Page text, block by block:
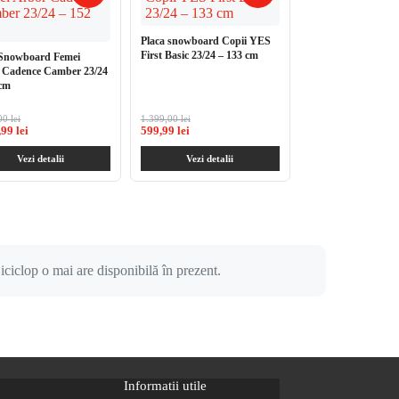
Albastru
Vezi detalii
125mm Rosie 1 buc
65,00 lei
49,99 lei
Vezi detalii
Femei
Camber 23/24
lei
lei
Vezi detalii
Placa snowboard Copii YES
First Basic 23/24 – 133 cm
1.399,00 lei
599,99 lei
Vezi detalii
o mai are disponibilă în prezent.
Informatii utile